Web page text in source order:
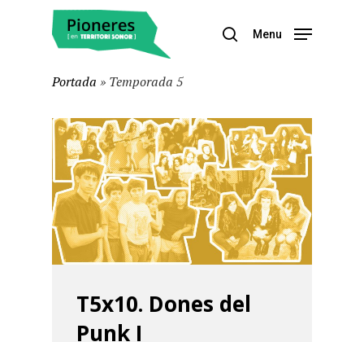
Menu
Portada » Temporada 5
T5x10. Dones del
Punk I